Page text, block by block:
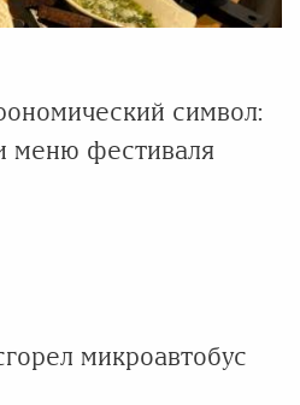
символ:
меню фестиваля
микроавтобус